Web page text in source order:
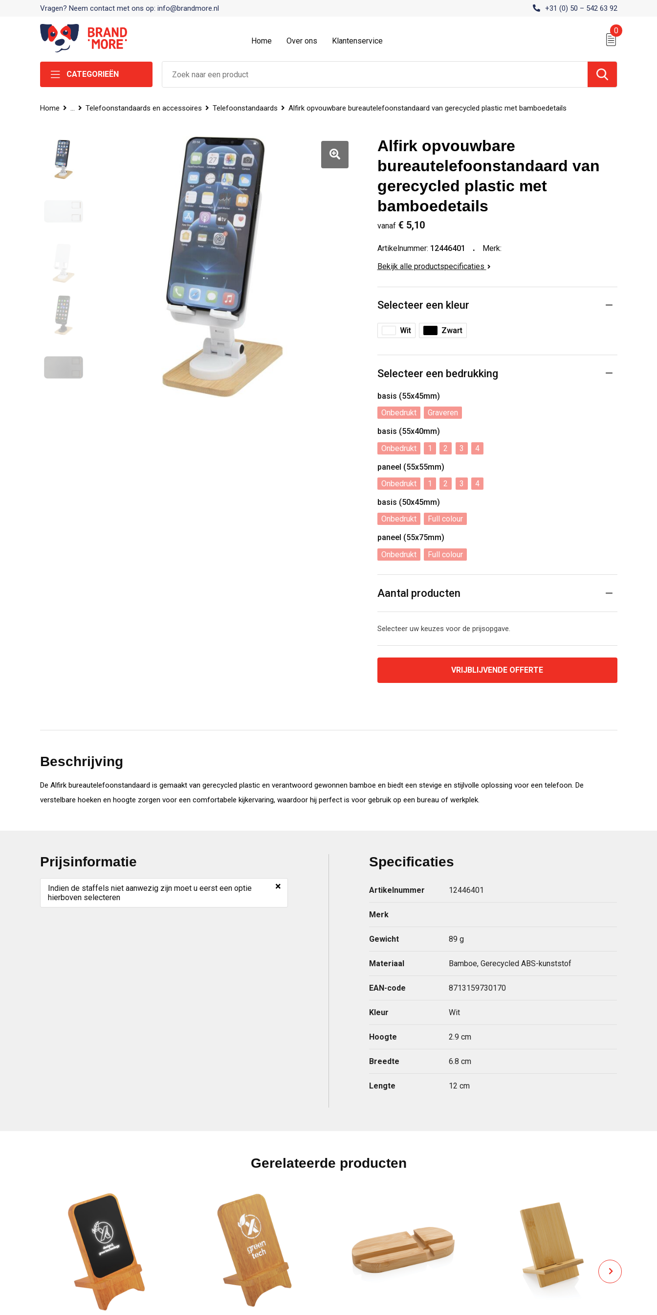
Vragen? Neem contact met ons op: info@brandmore.nl +31 (0) 50 – 542 63 92
Home Over ons Klantenservice
0
CATEGORIEËN
Home ... Telefoonstandaards en accessoires Telefoonstandaards Alfirk opvouwbare bureautelefoonstandaard van gerecycled plastic met bamboedetails
Alfirk opvouwbare
bureautelefoonstandaard van
gerecycled plastic met
bamboedetails
vanaf € 5,10
Artikelnummer: 12446401
Merk:
Bekijk alle productspecificaties
Selecteer een kleur
Wit Zwart
Selecteer een bedrukking
basis (55x45mm)
Onbedrukt
Graveren
basis (55x40mm)
Onbedrukt
1 2 3
4
paneel (55x55mm)
Onbedrukt
1 2 3
4
basis (50x45mm)
Onbedrukt
Full colour
paneel (55x75mm)
Onbedrukt
Full colour
Aantal producten
Selecteer uw keuzes voor de prijsopgave.
VRIJBLIJVENDE OFFERTE
Beschrijving
De Alfirk bureautelefoonstandaard is gemaakt van gerecycled plastic en verantwoord gewonnen bamboe en biedt een stevige en stijlvolle oplossing voor een telefoon. De
verstelbare hoeken en hoogte zorgen voor een comfortabele kijkervaring, waardoor hij perfect is voor gebruik op een bureau of werkplek.
Prijsinformatie
Indien de staffels niet aanwezig zijn moet u eerst een optie
hierboven selecteren
×
Specificaties
Artikelnummer 12446401
Merk
Gewicht 89 g
Materiaal Bamboe, Gerecycled ABS-kunststof
EAN-code 8713159730170
Kleur Wit
Hoogte 2.9 cm
Breedte 6.8 cm
Lengte 12 cm
Gerelateerde producten